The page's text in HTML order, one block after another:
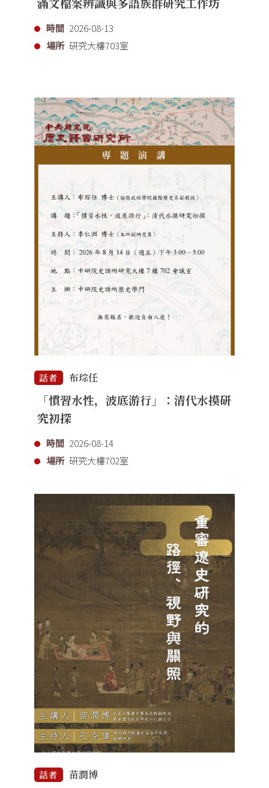
時間 2026-08-13
場所 研究大樓703室
話者 布琮任
「慣習水性，波底游行」：清代水摸研
究初探
時間 2026-08-14
場所 研究大樓702室
話者 苗潤博